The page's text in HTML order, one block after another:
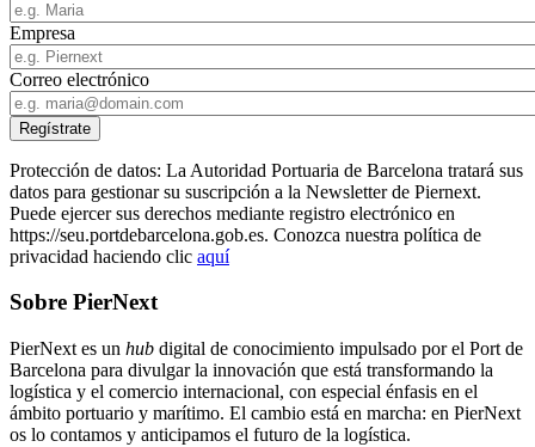
Empresa
Correo electrónico
Protección de datos: La Autoridad Portuaria de Barcelona tratará sus
datos para gestionar su suscripción a la Newsletter de Piernext.
Puede ejercer sus derechos mediante registro electrónico en
https://seu.portdebarcelona.gob.es. Conozca nuestra política de
privacidad haciendo clic aquí
Sobre PierNext
PierNext es un hub digital de conocimiento impulsado por el Port de
Barcelona para divulgar la innovación que está transformando la
logística y el comercio internacional, con especial énfasis en el
ámbito portuario y marítimo. El cambio está en marcha: en PierNext
os lo contamos y anticipamos el futuro de la logística.